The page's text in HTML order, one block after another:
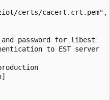
certs/cacert.crt.pem",
and password for libest
to EST server